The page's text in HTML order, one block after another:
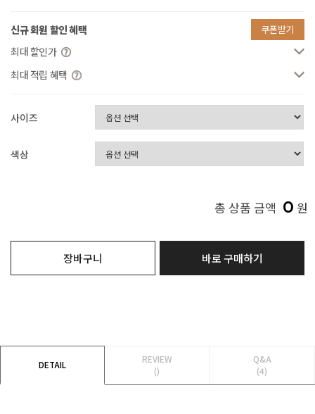
신규 회원 할인 혜택 쿠폰받기
최대 할인가
최대 적립 혜택
사이즈
색상
총 상품 금액 0 원
장바구니 바로 구매하기
DETAIL
REVIEW
()
Q&A
(4)